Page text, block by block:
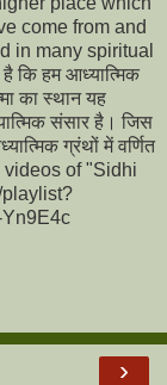
come from and
in many spiritual
कि हम आध्यात्मिक
का स्थान यह
संसार है। जिस
ग्रंथों में वर्णित
videos of "Sidhi
›